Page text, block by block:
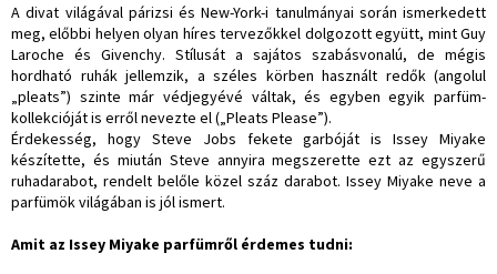
A divat világával párizsi és New-York-i tanulmányai során ismerkedett
meg, előbbi helyen olyan híres tervezőkkel dolgozott együtt, mint Guy
Laroche és Givenchy. Stílusát a sajátos szabásvonalú, de mégis
hordható ruhák jellemzik, a széles körben használt redők (angolul
„pleats”) szinte már védjegyévé váltak, és egyben egyik parfüm-
kollekcióját is erről nevezte el („Pleats Please”).
Érdekesség, hogy Steve Jobs fekete garbóját is Issey Miyake
készítette, és miután Steve annyira megszerette ezt az egyszerű
ruhadarabot, rendelt belőle közel száz darabot. Issey Miyake neve a
parfümök világában is jól ismert.
Amit az Issey Miyake parfümről érdemes tudni: